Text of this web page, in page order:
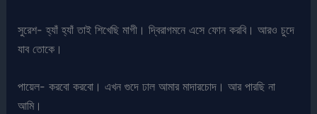
সুরেশ- হ্যাঁ হ্যাঁ তাই শিখেছি মাগী। দ্বিরাগমনে এসে ফোন করবি। আরও চুদে
যাব তোকে।
পায়েল- করবো করবো। এখন গুদে ঢাল আমার মাদারচোদ। আর পারছি না
আমি।